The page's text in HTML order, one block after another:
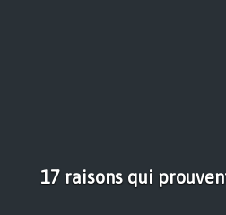
17 raisons qui